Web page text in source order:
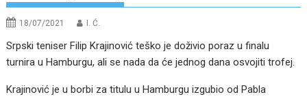
18/07/2021 I. Ć.
Srpski teniser Filip Krajinović teško je doživio poraz u finalu
turnira u Hamburgu, ali se nada da će jednog dana osvojiti trofej.
Krajinović je u borbi za titulu u Hamburgu izgubio od Pabla